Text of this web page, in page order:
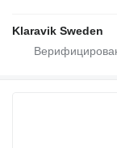
Klaravik Sweden